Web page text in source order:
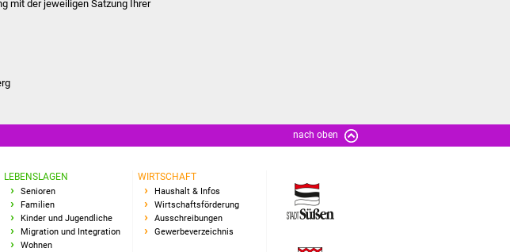
mit der jeweiligen Satzung Ihrer
nach oben
LEBENSLAGEN
Senioren
Familien
Kinder und Jugendliche
Migration und Integration
Wohnen
WIRTSCHAFT
Haushalt & Infos
Wirtschaftsförderung
Ausschreibungen
Gewerbeverzeichnis